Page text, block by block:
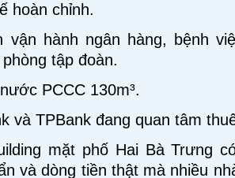
hoàn chỉnh.
hành ngân hàng, bệnh
tập đoàn.
PCCC 130m³.
và TPBank đang quan tâm
mặt phố Hai Bà Trưng
và dòng tiền thật mà nhiều